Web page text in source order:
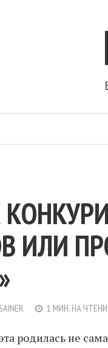
ИЛИ
1 МИН. НА
родилась не